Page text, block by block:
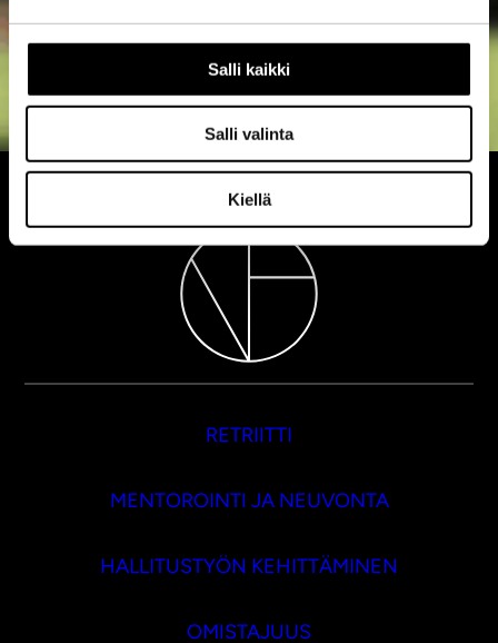
Salli kaikki
Salli valinta
Kiellä
RETRIITTI
MENTOROINTI JA NEUVONTA
HALLITUSTYÖN KEHITTÄMINEN
OMISTAJUUS